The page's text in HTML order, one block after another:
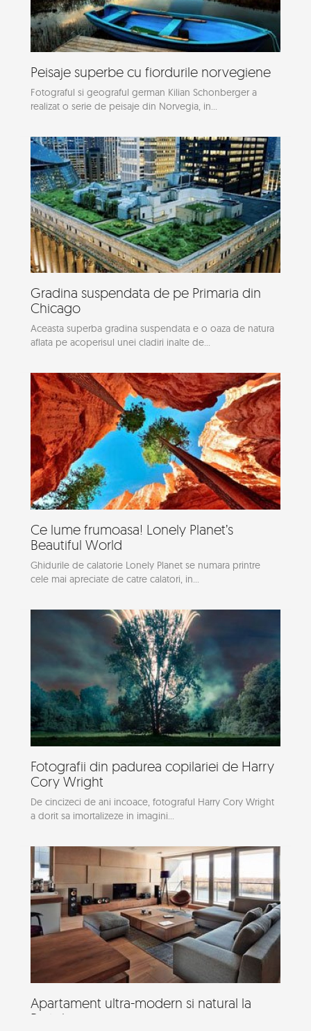
Peisaje superbe cu fiordurile norvegiene
Fotograful si geograful german Kilian Schonberger a
realizat o serie de peisaje din Norvegia, in...
Gradina suspendata de pe Primaria din
Chicago
Aceasta superba gradina suspendata e o oaza de natura
aflata pe acoperisul unei cladiri inalte de...
Ce lume frumoasa! Lonely Planet’s
Beautiful World
Ghidurile de calatorie Lonely Planet se numara printre
cele mai apreciate de catre calatori, in...
Fotografii din padurea copilariei de Harry
Cory Wright
De cincizeci de ani incoace, fotograful Harry Cory Wright
a dorit sa imortalizeze in imagini...
Apartament ultra-modern si natural la
Bratislava